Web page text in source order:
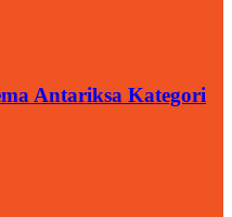
Antariksa Kategori